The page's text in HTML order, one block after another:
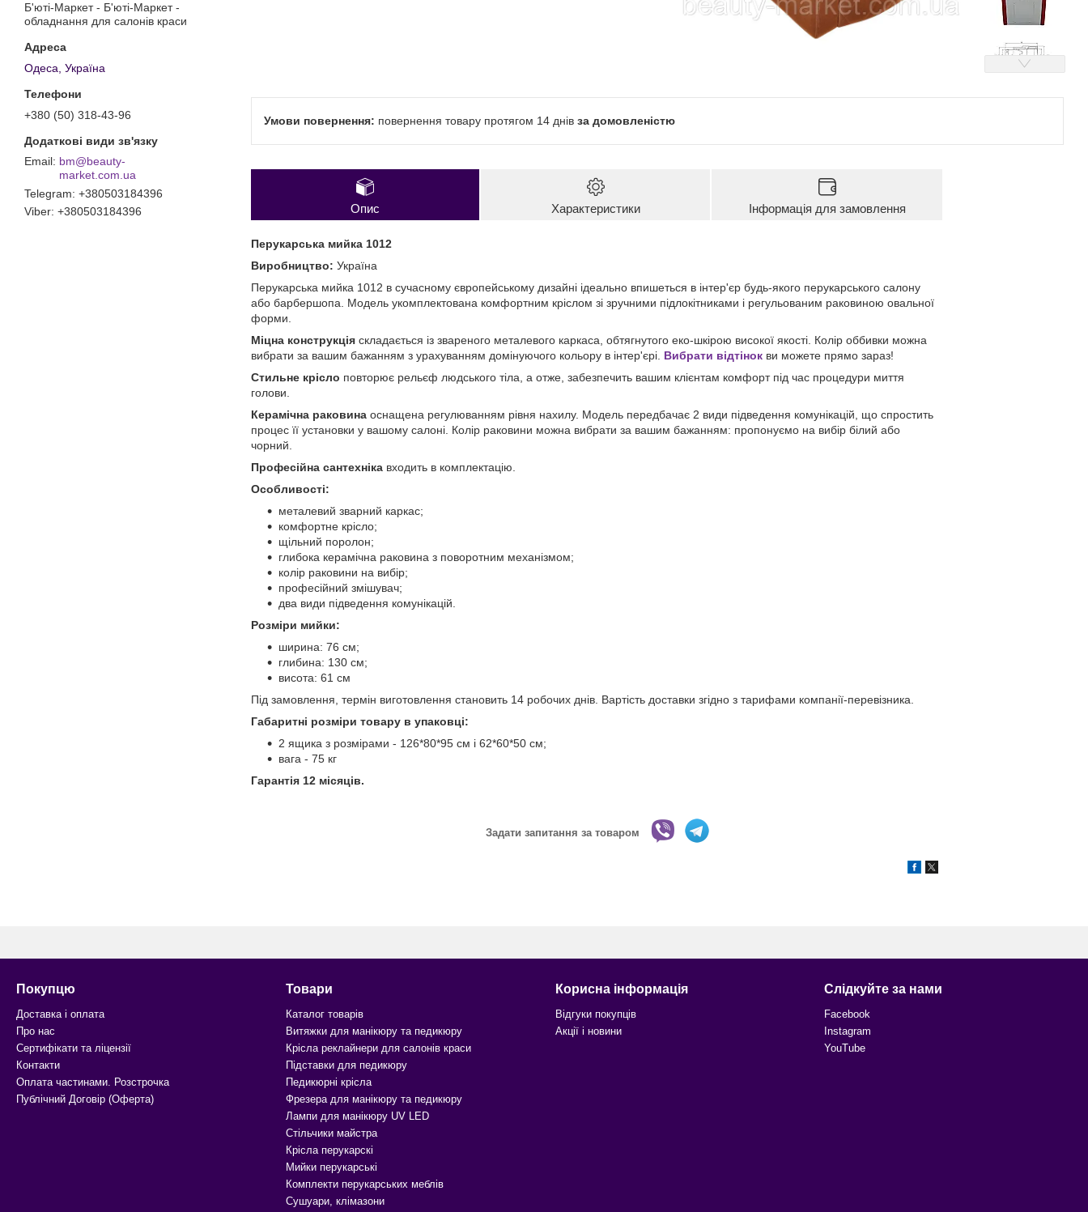
Б'юті-Маркет - Б'юті-Маркет -
обладнання для салонів краси
Одеса, Україна
+380 (50) 318-43-96
bm@beauty-
market.com.ua
Telegram +380503184396
Viber +380503184396
повернення товару протягом 14 днів за домовленістю
Опис Характеристики Інформація для замовлення
Перукарська мийка 1012
Виробництво: Україна
Перукарська мийка 1012 в сучасному європейському дизайні ідеально впишеться в інтер'єр будь-якого перукарського салону
або барбершопа. Модель укомплектована комфортним кріслом зі зручними підлокітниками і регульованим раковиною овальної
форми.
Міцна конструкція складається із звареного металевого каркаса, обтягнутого еко-шкірою високої якості. Колір оббивки можна
вибрати за вашим бажанням з урахуванням домінуючого кольору в інтер'єрі. Вибрати відтінок ви можете прямо зараз!
Стильне крісло повторює рельєф людського тіла, а отже, забезпечить вашим клієнтам комфорт під час процедури миття
голови.
Керамічна раковина оснащена регулюванням рівня нахилу. Модель передбачає 2 види підведення комунікацій, що спростить
процес її установки у вашому салоні. Колір раковини можна вибрати за вашим бажанням: пропонуємо на вибір білий або
чорний.
Професійна сантехніка входить в комплектацію.
Особливості:
металевий зварний каркас;
комфортне крісло;
щільний поролон;
глибока керамічна раковина з поворотним механізмом;
колір раковини на вибір;
професійний змішувач;
два види підведення комунікацій.
Розміри мийки:
ширина: 76 см;
глибина: 130 см;
висота: 61 см
Під замовлення, термін виготовлення становить 14 робочих днів. Вартість доставки згідно з тарифами компанії-перевізника.
Габаритні розміри товару в упаковці:
2 ящика з розмірами - 126*80*95 см і 62*60*50 см;
вага - 75 кг
Гарантія 12 місяців.
Задати запитання за товаром
Покупцю
Доставка і оплата
Про нас
Сертифікати та ліцензії
Контакти
Оплата частинами. Розстрочка
Публічний Договір (Оферта)
Товари
Каталог товарів
Витяжки для манікюру та педикюру
Крісла реклайнери для салонів краси
Підставки для педикюру
Педикюрні крісла
Фрезера для манікюру та педикюру
Лампи для манікюру UV LED
Стільчики майстра
Крісла перукарскі
Мийки перукарські
Комплекти перукарських меблів
Сушуари, клімазони
Корисна інформація
Відгуки покупців
Акції і новини
Слідкуйте за нами
Facebook
Instagram
YouTube